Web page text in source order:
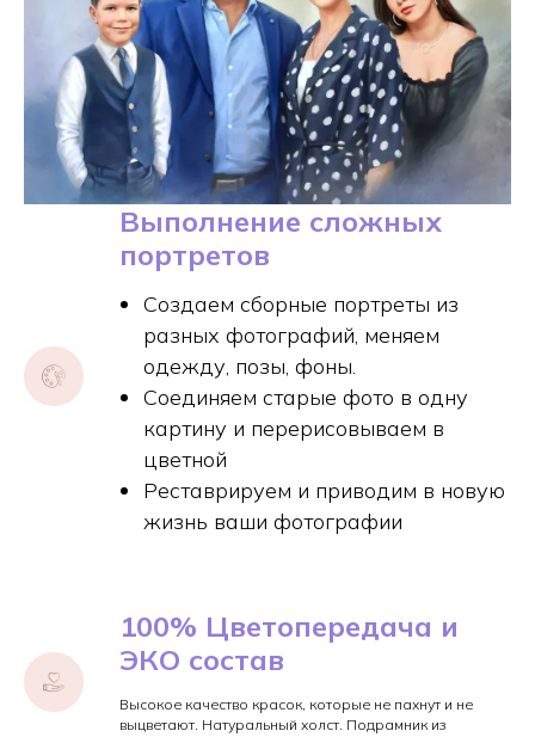
Выполнение сложных
портретов
Создаем сборные портреты из
разных фотографий, меняем
одежду, позы, фоны.
Соединяем старые фото в одну
картину и перерисовываем в
цветной
Реставрируем и приводим в новую
жизнь ваши фотографии
100% Цветопередача и
ЭКО состав
Высокое качество красок, которые не пахнут и не
выцветают. Натуральный холст. Подрамник из